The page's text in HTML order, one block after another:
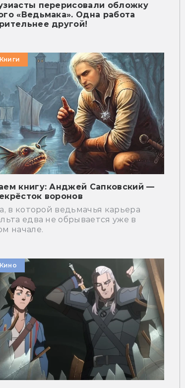
перерисовали обложку
«Ведьмака». Одна работа
другой!
Книги
книгу: Анджей Сапковский —
воронов
в которой ведьмачья карьера
едва не обрывается уже в
начале.
Кино